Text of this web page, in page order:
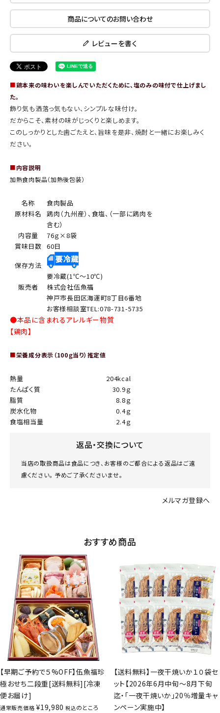
商品についてのお問い合わせ
レビューを書く
■鶏本来の味わいを楽しんでいただくために、塩のみの味付で仕上げまし
た。
飾り気も洒落っ気もない、シンプルな味付け。
だからこそ、素材の味がじっくりと楽しめます。
このしっかりとした歯ごたえと、旨味を是非、焼酎と一緒にお楽しみく
ださい。
■内容説明
加熱食肉製品（加熱後包装）
名称
食肉製品
原材料名
鶏肉（九州産）、食塩、（一部に鶏肉を
含む）
内容量
76ｇ×8袋
賞味日数 60日
保存方法
要冷蔵(1℃～10℃)
販売者
株式会社伍魚福
神戸市長田区海運町8丁目6番地
お客様相談室TEL:078-731-5735
●本品に含まれるアレルギー物質
【鶏肉】
■栄養成分表示（100ｇ当り）推定値
熱量
204kcal
たんぱく質
30.9ｇ
脂質
8.8ｇ
炭水化物
0.4ｇ
食塩相当量
2.4ｇ
返品・交換について
当店の取扱商品は食品につき、お客様のご都合による返品はご遠
慮ください。 予めご了承くださいませ。
メルマガ登録へ
おすすめ商品
【早期ご予約で５%OFF】伍魚福珍
極おせち二段重[送料無料][冷凍
便お届け]
通常販売価格 ¥19,980 税込のところ
【送料無料】一夜干焼いか１０袋セ
ット【2026年6月中旬～8月下旬
迄・「一夜干焼いか」20％増量キャ
ンペーン実施中】